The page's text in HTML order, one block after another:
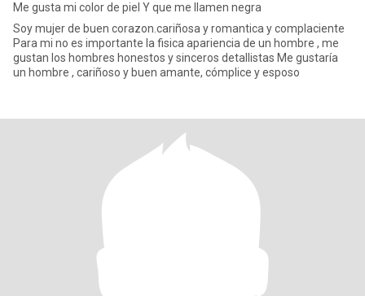
Me gusta mi color de piel Y que me llamen negra
Soy mujer de buen corazon.cariñosa y romantica y complaciente
Para mi no es importante la fisica apariencia de un hombre , me
gustan los hombres honestos y sinceros detallistas Me gustaría
un hombre , cariñoso y buen amante, cómplice y esposo